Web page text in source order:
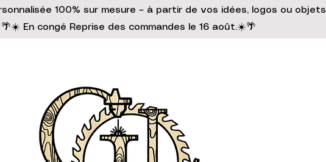
100% sur mesure – à partir de vos idées, logos ou objets
🌴☀️ En congé Reprise des commandes le 16 août.☀️🌴